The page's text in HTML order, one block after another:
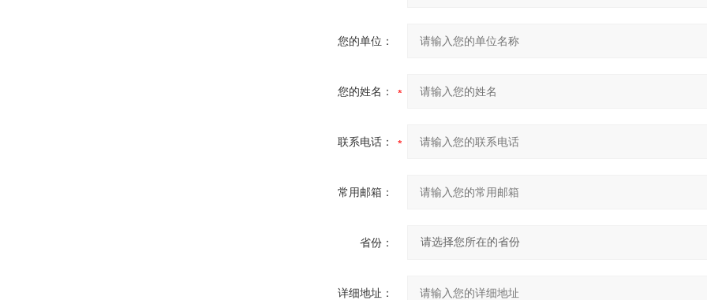
您的单位：
您的姓名：
联系电话：
常用邮箱：
省份：
详细地址：